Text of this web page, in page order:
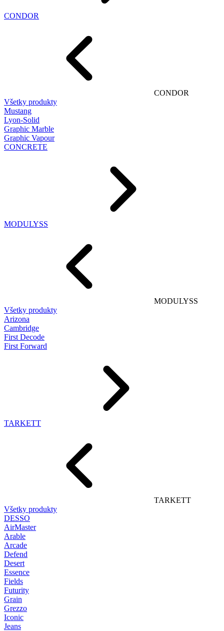
CONDOR
CONDOR
Všetky produkty
Mustang
Lyon-Solid
Graphic Marble
Graphic Vapour
CONCRETE
MODULYSS
MODULYSS
Všetky produkty
Arizona
Cambridge
First Decode
First Forward
TARKETT
TARKETT
Všetky produkty
DESSO
AirMaster
Arable
Arcade
Defend
Desert
Essence
Fields
Futurity
Grain
Grezzo
Iconic
Jeans